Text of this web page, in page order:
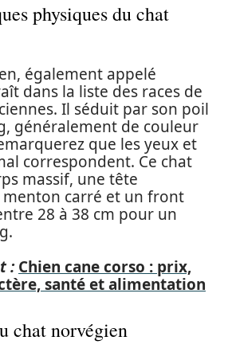
physiques du chat
également appelé
dans la liste des races de
Il séduit par son poil
généralement de couleur
que les yeux et
correspondent. Ce chat
massif, une tête
carré et un front
28 à 38 cm pour un
: Chien cane corso : prix,
santé et alimentation
chat norvégien